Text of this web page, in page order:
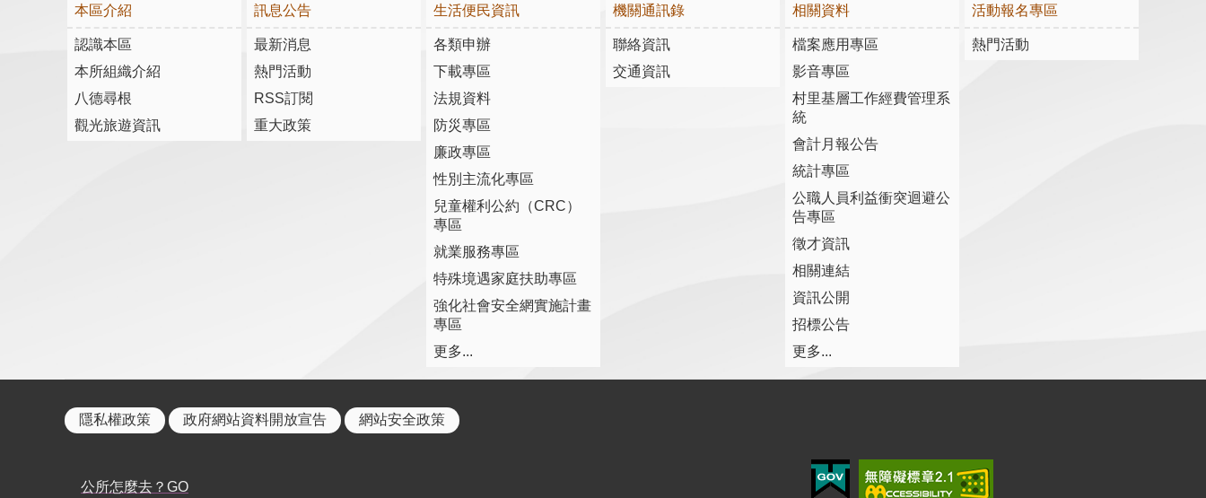
本區介紹
認識本區
本所組織介紹
八德尋根
觀光旅遊資訊
訊息公告
最新消息
熱門活動
RSS訂閱
重大政策
生活便民資訊
各類申辦
下載專區
法規資料
防災專區
廉政專區
性別主流化專區
兒童權利公約（CRC）
專區
就業服務專區
特殊境遇家庭扶助專區
強化社會安全網實施計畫
專區
更多...
機關通訊錄
聯絡資訊
交通資訊
相關資料
檔案應用專區
影音專區
村里基層工作經費管理系
統
會計月報公告
統計專區
公職人員利益衝突迴避公
告專區
徵才資訊
相關連結
資訊公開
招標公告
更多...
活動報名專區
熱門活動
隱私權政策 政府網站資料開放宣告 網站安全政策
公所怎麼去？GO